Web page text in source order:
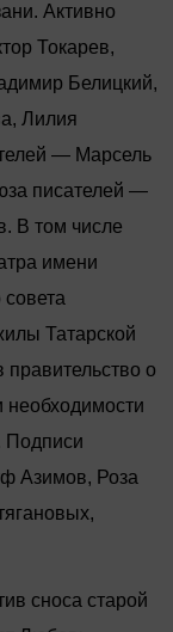
Активно
Токарев,
Белицкий,
Лилия
— Марсель
писателей —
В том числе
имени
Татарской
о
необходимости
Подписи
Азимов, Роза
сноса старой